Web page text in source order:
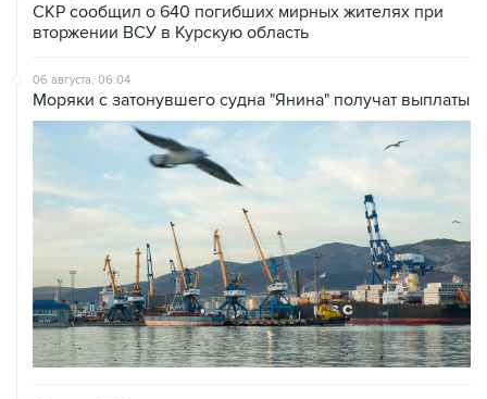
СКР сообщил о 640 погибших мирных жителях при
вторжении ВСУ в Курскую область
06 августа, 06:04
Моряки с затонувшего судна "Янина" получат выплаты